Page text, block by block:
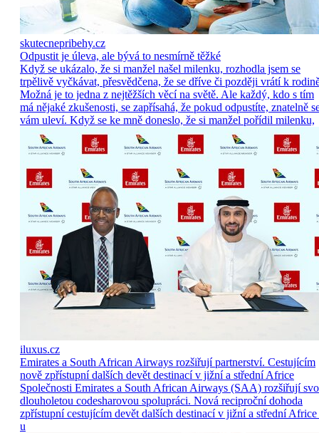
skutecnepribehy.cz
Odpustit je úleva, ale bývá to nesmírně těžké
Když se ukázalo, že si manžel našel milenku, rozhodla jsem se
trpělivě vyčkávat, přesvědčena, že se dříve či později vrátí k
Možná je to jedna z nejtěžších věcí na světě. Ale každý, kdo s tím
má nějaké zkušenosti, se zapřísahá, že pokud odpustíte, znatelně
vám uleví. Když se ke mně doneslo, že si manžel pořídil milenku,
iluxus.cz
Emirates a South African Airways rozšiřují partnerství. Cestujícím
nově zpřístupní dalších devět destinací v jižní a střední Africe
Společnosti Emirates a South African Airways (SAA) rozšiřují
dlouholetou codesharovou spolupráci. Nová reciproční dohoda
zpřístupní cestujícím devět dalších destinací v jižní a střední Africe
u